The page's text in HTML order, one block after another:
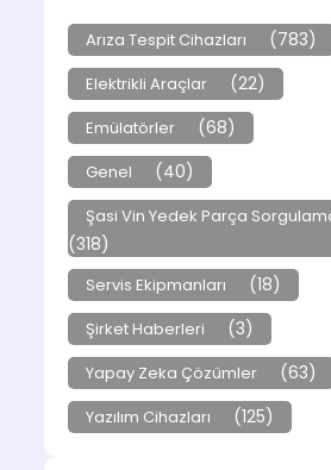
Arıza Tespit Cihazları (783)
Elektrikli Araçlar (22)
Emülatörler (68)
Genel (40)
Şasi Vin Yedek Parça
(318)
Servis Ekipmanları (18)
Şirket Haberleri (3)
Yapay Zeka Çözümler (63)
Yazılım Cihazları (125)